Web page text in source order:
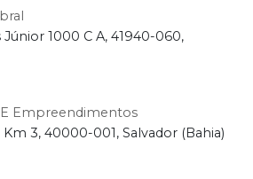
1000 C A, 41940-060,
E Empreendimentos
Km 3, 40000-001, Salvador (Bahia)